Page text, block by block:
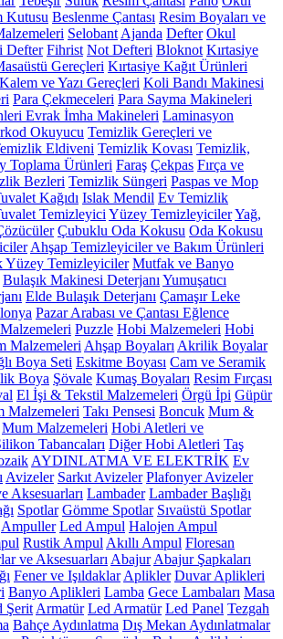
Kutusu Beslenme Çantası Resim Boyaları ve
Selobant Ajanda Defter Okul
Defter Fihrist Not Defteri Bloknot Kırtasiye
Gereçleri Kırtasiye Kağıt Ürünleri
Kalem ve Yazı Gereçleri Koli Bandı Makinesi
Para Çekmeceleri Para Sayma Makineleri
Evrak İmha Makineleri Laminasyon
Okuyucu Temizlik Gereçleri ve
Eldiveni Temizlik Kovası Temizlik,
Toplama Ürünleri Faraş Çekpas Fırça ve
Bezleri Temizlik Süngeri Paspas ve Mop
Kağıdı Islak Mendil Ev Temizlik
Temizleyici Yüzey TemizleyicilerYağ,
Çubuklu Oda Kokusu Oda Kokusu
Ahşap Temizleyiciler ve Bakım Ürünleri
Yüzey Temizleyiciler Mutfak ve Banyo
Bulaşık Makinesi Deterjanı Yumuşatıcı
Elde Bulaşık Deterjanı Çamaşır Leke
Pazar Arabası ve Çantası Eğlence
Puzzle Hobi Malzemeleri Hobi
Malzemeleri Ahşap Boyaları Akrilik Boyalar
Boya Seti Eskitme Boyası Cam ve Seramik
Boya Şövale Kumaş Boyaları Resim Fırçası
El İşi & Tekstil Malzemeleri Örgü İpi Güpür
Malzemeleri Takı Pensesi Boncuk Mum &
Mum Malzemeleri Hobi Aletleri ve
Tabancaları Diğer Hobi Aletleri Taş
AYDINLATMA VE ELEKTRİK Ev
Avizeler Sarkıt Avizeler Plafonyer Avizeler
Aksesuarları Lambader Lambader Başlığı
Spotlar Gömme Spotlar Sıvaüstü Spotlar
Ampuller Led Ampul Halojen Ampul
Rustik Ampul Akıllı Ampul Floresan
ve Aksesuarları Abajur Abajur Şapkaları
Fener ve Işıldaklar Aplikler Duvar Aplikleri
Banyo Aplikleri Lamba Gece Lambaları Masa
Şerit Armatür Led Armatür Led Panel Tezgah
Bahçe Aydınlatma Dış Mekan Aydınlatmalar